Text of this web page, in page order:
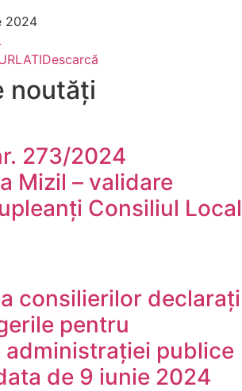
2024
Descarcă
noutăți
273/2024
Mizil – validare
Consiliul Local
consilierilor declarați
pentru
publice
de 9 iunie 2024